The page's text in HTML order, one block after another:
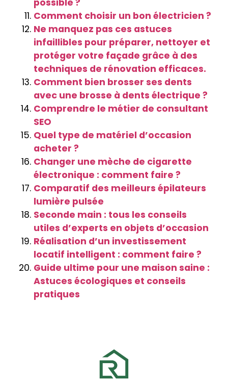
possible ?
Comment choisir un bon électricien ?
Ne manquez pas ces astuces
infaillibles pour préparer, nettoyer et
protéger votre façade grâce à des
techniques de rénovation efficaces.
Comment bien brosser ses dents
avec une brosse à dents électrique ?
Comprendre le métier de consultant
SEO
Quel type de matériel d’occasion
acheter ?
Changer une mèche de cigarette
électronique : comment faire ?
Comparatif des meilleurs épilateurs
lumière pulsée
Seconde main : tous les conseils
utiles d’experts en objets d’occasion
Réalisation d’un investissement
locatif intelligent : comment faire ?
Guide ultime pour une maison saine :
Astuces écologiques et conseils
pratiques